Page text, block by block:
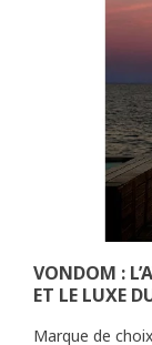
VONDOM :
ET LE LUXE
Marque de